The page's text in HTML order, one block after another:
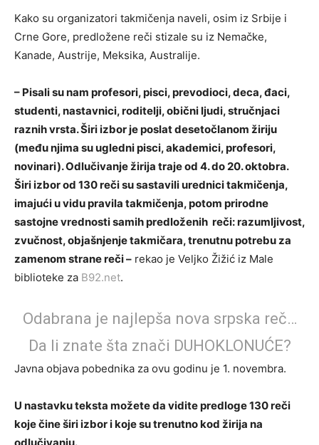
Kako su organizatori takmičenja naveli, osim iz Srbije i
Crne Gore, predložene reči stizale su iz Nemačke,
Kanade, Austrije, Meksika, Australije.
– Pisali su nam profesori, pisci, prevodioci, deca, đaci,
studenti, nastavnici, roditelji, obični ljudi, stručnjaci
raznih vrsta. Širi izbor je poslat desetočlanom žiriju
(među njima su ugledni pisci, akademici, profesori,
novinari). Odlučivanje žirija traje od 4. do 20. oktobra.
Širi izbor od 130 reči su sastavili urednici takmičenja,
imajući u vidu pravila takmičenja, potom prirodne
sastojne vrednosti samih predloženih reči: razumljivost,
zvučnost, objašnjenje takmičara, trenutnu potrebu za
zamenom strane reči – rekao je Veljko Žižić iz Male
biblioteke za B92.net.
Odabrana je najlepša nova srpska reč…
Da li znate šta znači DUHOKLONUĆE?
Javna objava pobednika za ovu godinu je 1. novembra.
U nastavku teksta možete da vidite predloge 130 reči
koje čine širi izbor i koje su trenutno kod žirija na